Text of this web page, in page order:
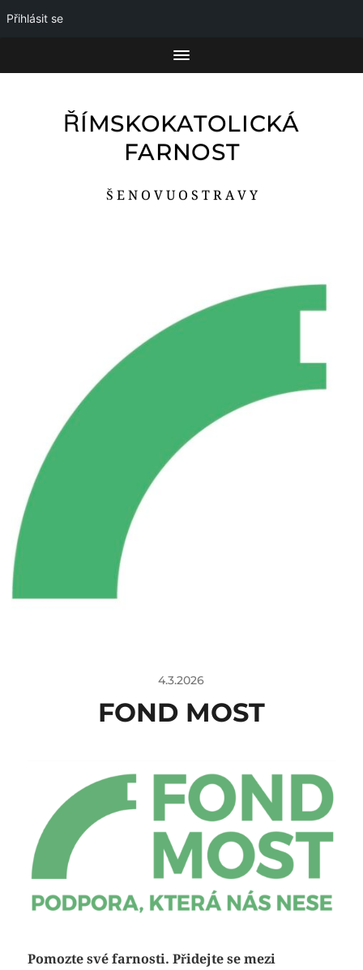
Přihlásit se
ŘÍMSKOKATOLICKÁ
FARNOST
Š E N O V U O S T R A V Y
4.3.2026
FOND MOST
Pomozte své farnosti. Přidejte se mezi